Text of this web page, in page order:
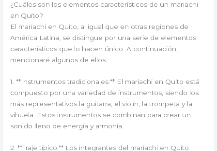
¿Cuáles son los elementos característicos de un mariachi
en Quito?
El mariachi en Quito, al igual que en otras regiones de
América Latina, se distingue por una serie de elementos
característicos que lo hacen único. A continuación,
mencionaré algunos de ellos:
1. **Instrumentos tradicionales:** El mariachi en Quito está
compuesto por una variedad de instrumentos, siendo los
más representativos la guitarra, el violín, la trompeta y la
vihuela. Estos instrumentos se combinan para crear un
sonido lleno de energía y armonía.
2. **Traje típico:** Los integrantes del mariachi en Quito